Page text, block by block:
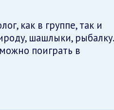
как в группе, так и
шашлыки, рыбалку.
поиграть в